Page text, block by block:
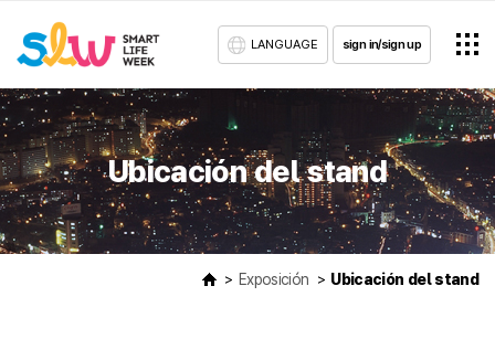
LANGUAGE sign in/sign up
Ubicación del stand
Exposición Ubicación del stand